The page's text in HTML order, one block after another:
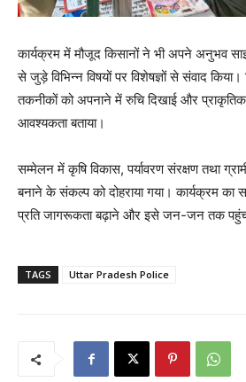
कार्यक्रम में मौजूद किसानों ने भी अपने अनुभव
से जुड़े विभिन्न विषयों पर विशेषज्ञों से संवाद
तकनीकों को अपनाने में रुचि दिखाई और
आवश्यकता बताया।
सम्मेलन में कृषि विकास, पर्यावरण संरक्षण तथा
बनाने के संकल्प को दोहराया गया। कार्यक्रम का
प्रति जागरूकता बढ़ाने और इसे जन-जन तक
TAGS Uttar Pradesh Police